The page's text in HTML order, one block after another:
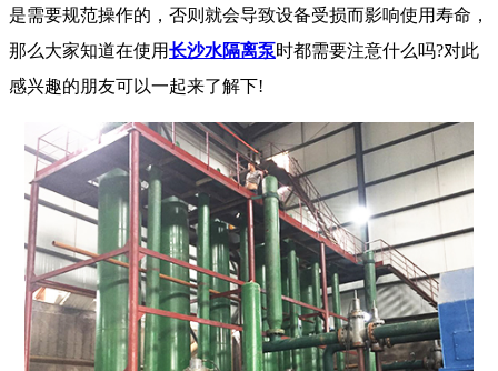
是需要规范操作的，否则就会导致设备受损而影响使用寿命，
那么大家知道在使用长沙水隔离泵时都需要注意什么吗?对此
感兴趣的朋友可以一起来了解下!